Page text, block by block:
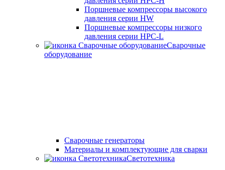
Поршневые компрессоры высокого
давления серии HW
Поршневые компрессоры низкого
давления серии HPC-L
Сварочные
оборудование
Cварочные генераторы
Материалы и комплектующие для сварки
Светотехника